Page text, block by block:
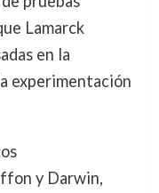
Lamarck
en la
experimentación
y Darwin,